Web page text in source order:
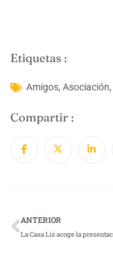
Etiquetas :
Amigos, Asociación,
Compartir :
ANTERIOR